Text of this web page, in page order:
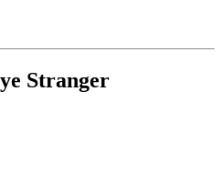
Stranger